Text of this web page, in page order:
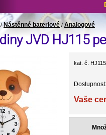
/ Nástěnné bateriové / Analogové
JVD HJ115
kat. č. HJ115
Dostupnost:
Vaše